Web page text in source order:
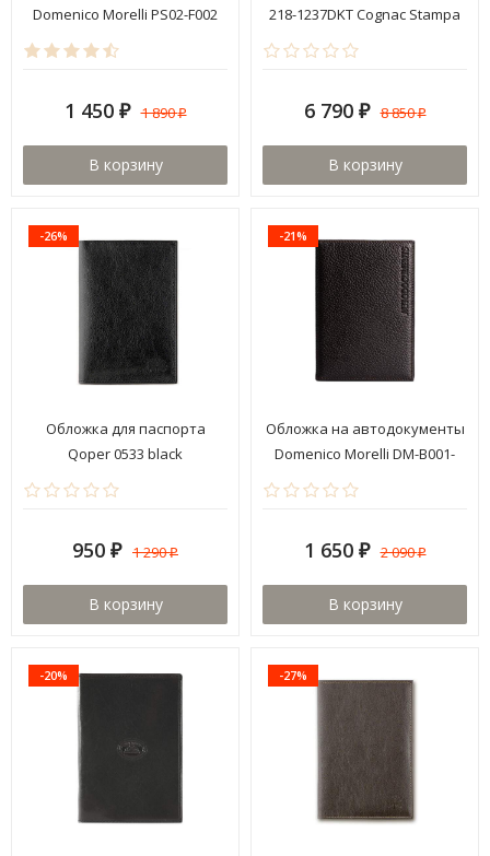
Domenico Morelli PS02-F002
Texas
1 450 ₽ 1 890₽
В корзину
218-1237DKT Cognac Stampa
6 790 ₽ 8 850₽
В корзину
-26%
Обложка для паспорта
Qoper 0533 black
950 ₽ 1 290₽
В корзину
-21%
Обложка на автодокументы
Domenico Morelli DM-В001-
F002 Texas
1 650 ₽ 2 090₽
В корзину
-20% -27%